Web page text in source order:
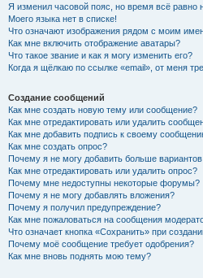
Я изменил часовой пояс, но время всё равно
Моего языка нет в списке!
Что означают изображения рядом с моим
Как мне включить отображение аватары?
Что такое звание и как я могу изменить его?
Когда я щёлкаю по ссылке «email», от меня
Создание сообщений
Как мне создать новую тему или сообщение?
Как мне отредактировать или удалить
Как мне добавить подпись к своему
Как мне создать опрос?
Почему я не могу добавить больше вариантов
Как мне отредактировать или удалить опрос?
Почему мне недоступны некоторые форумы?
Почему я не могу добавлять вложения?
Почему я получил предупреждение?
Как мне пожаловаться на сообщения
Что означает кнопка «Сохранить» при
Почему моё сообщение требует одобрения?
Как мне вновь поднять мою тему?